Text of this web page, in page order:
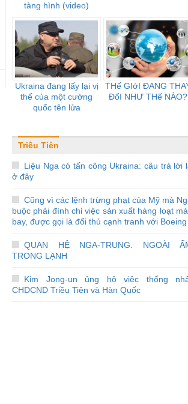
tàng hình (video)
Ukraina đang lấy lại vị
thế của một cường
quốc tên lửa
THế GIớI ĐANG
ĐổI NHƯ THế NÀO?
Triều Tiên
Liệu Nga có tấn công Ukraina: câu trả lời
ở đây
Cũng vì các lệnh trừng phạt của Mỹ mà
buộc phải đình chỉ việc sản xuất hàng loạt
bay, được gọi là đối thủ cạnh tranh với Boeing
QUAN HỆ NGA-TRUNG. NGOÀI
TRONG LẠNH
Kim Jong-un ủng hộ việc thống
CHDCND Triều Tiên và Hàn Quốc